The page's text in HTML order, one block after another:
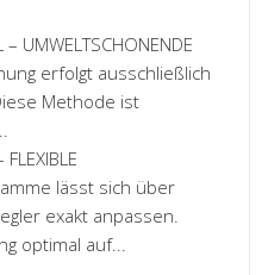
– UMWELTSCHONENDE
erfolgt ausschließlich
Methode ist
FLEXIBLE
lässt sich über
exakt anpassen.
optimal auf...